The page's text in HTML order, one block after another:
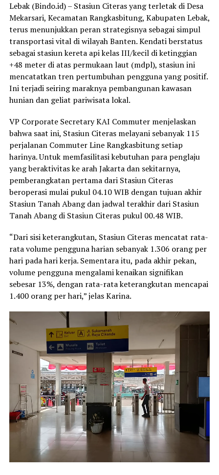
Lebak (Bindo.id) – Stasiun Citeras yang terletak di Desa
Mekarsari, Kecamatan Rangkasbitung, Kabupaten Lebak,
terus menunjukkan peran strategisnya sebagai simpul
transportasi vital di wilayah Banten. Kendati berstatus
sebagai stasiun kereta api kelas III/kecil di ketinggian
+48 meter di atas permukaan laut (mdpl), stasiun ini
mencatatkan tren pertumbuhan pengguna yang positif.
Ini terjadi seiring maraknya pembangunan kawasan
hunian dan geliat pariwisata lokal.
VP Corporate Secretary KAI Commuter menjelaskan
bahwa saat ini, Stasiun Citeras melayani sebanyak 115
perjalanan Commuter Line Rangkasbitung setiap
harinya. Untuk memfasilitasi kebutuhan para penglaju
yang beraktivitas ke arah Jakarta dan sekitarnya,
pemberangkatan pertama dari Stasiun Citeras
beroperasi mulai pukul 04.10 WIB dengan tujuan akhir
Stasiun Tanah Abang dan jadwal terakhir dari Stasiun
Tanah Abang di Stasiun Citeras pukul 00.48 WIB.
“Dari sisi keterangkutan, Stasiun Citeras mencatat rata-
rata volume pengguna harian sebanyak 1.306 orang per
hari pada hari kerja. Sementara itu, pada akhir pekan,
volume pengguna mengalami kenaikan signifikan
sebesar 13%, dengan rata-rata keterangkutan mencapai
1.400 orang per hari,” jelas Karina.